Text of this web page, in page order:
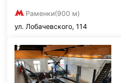
Раменки(900 м)
ул. Лобачевского, 114